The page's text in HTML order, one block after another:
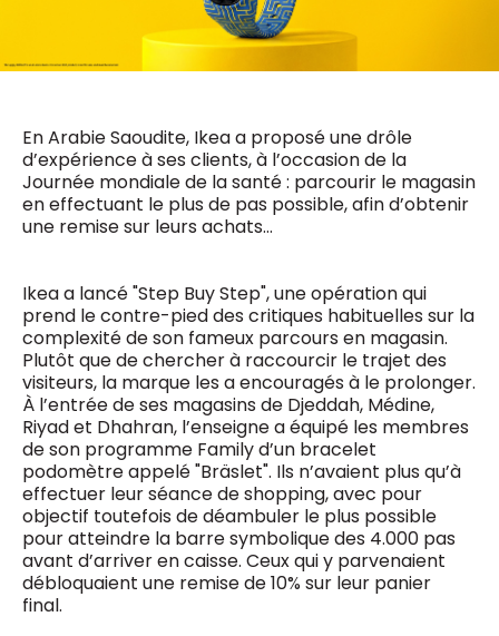
En Arabie Saoudite, Ikea a proposé une drôle
d’expérience à ses clients, à l’occasion de la
Journée mondiale de la santé : parcourir le magasin
en effectuant le plus de pas possible, afin d’obtenir
une remise sur leurs achats…
Ikea a lancé "Step Buy Step", une opération qui
prend le contre-pied des critiques habituelles sur la
complexité de son fameux parcours en magasin.
Plutôt que de chercher à raccourcir le trajet des
visiteurs, la marque les a encouragés à le prolonger.
À l’entrée de ses magasins de Djeddah, Médine,
Riyad et Dhahran, l’enseigne a équipé les membres
de son programme Family d’un bracelet
podomètre appelé "Bräslet". Ils n’avaient plus qu’à
effectuer leur séance de shopping, avec pour
objectif toutefois de déambuler le plus possible
pour atteindre la barre symbolique des 4.000 pas
avant d’arriver en caisse. Ceux qui y parvenaient
débloquaient une remise de 10% sur leur panier
final.
f.bouchar@mm.be
0475 97 12 57
g.byl@mm.be
Chief Editor
Damien Lemaire
Daily
Freemium
access
5 x week
MM e - News
1 x week
MM Brunch
1 x week
Research
10 x year
MM Blue
4 x year
MM Magazine
(digital)
Des questions ?